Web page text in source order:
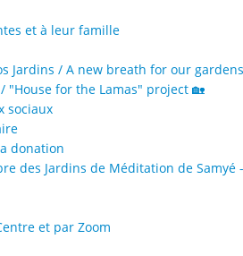
et à leur famille
Jardins / A new breath for our gardens
"House for the Lamas" project 🏡
sociaux
donation
des Jardins de Méditation de Samyé
et par Zoom